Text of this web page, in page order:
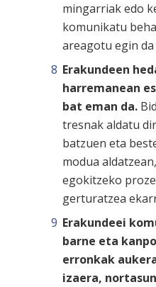
mingarriak edo
komunikatu
areagotu egin
Erakundeen
harremanean
bat eman da.
tresnak aldatu
batzuen eta
modua
egokitzeko
gerturatzea
Erakundeei
barne eta
erronkak
izaera,